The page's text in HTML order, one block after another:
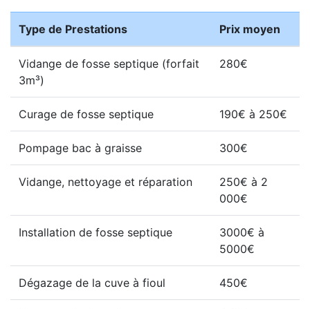
Type de Prestations Prix moyen
Vidange de fosse septique (forfait
3m³)
280€
Curage de fosse septique 190€ à 250€
Pompage bac à graisse 300€
Vidange, nettoyage et réparation
250€ à 2
000€
Installation de fosse septique
3000€ à
5000€
Dégazage de la cuve à fioul 450€